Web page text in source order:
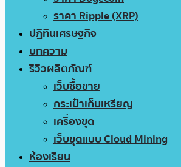
ราคา Ripple (XRP)
ปฏิทินเศรษฐกิจ
บทความ
รีวิวผลิตภัณฑ์
เว็บซื้อขาย
กระเป๋าเก็บเหรียญ
เครื่องขุด
เว็บขุดแบบ Cloud Mining
ห้องเรียน